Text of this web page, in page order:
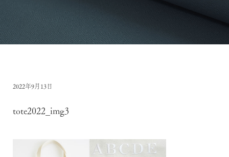
2022年9月13日
tote2022_img3